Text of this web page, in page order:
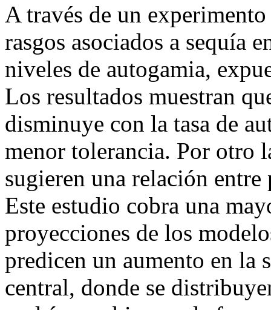
A través de un
rasgos asociados a sequía
niveles de autogamia,
Los resultados muestran
disminuye con la tasa de
menor tolerancia. Por otro
sugieren una relación
Este estudio cobra una
proyecciones de los
predicen un aumento en la
central, donde se